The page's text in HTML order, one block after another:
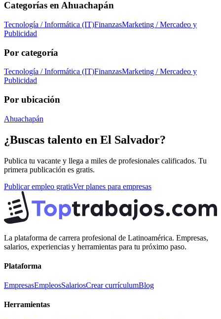
Categorías enAhuachapán
Tecnología / Informática (IT)FinanzasMarketing / Mercadeo y
Publicidad
Por categoría
Tecnología / Informática (IT)FinanzasMarketing / Mercadeo y
Publicidad
Por ubicación
Ahuachapán
¿Buscas talento en El Salvador?
Publica tu vacante y llega a miles de profesionales calificados. Tu
primera publicación es gratis.
Publicar empleo gratisVer planes para empresas
La plataforma de carrera profesional de Latinoamérica. Empresas,
salarios, experiencias y herramientas para tu próximo paso.
Plataforma
EmpresasEmpleosSalariosCrear currículumBlog
Herramientas